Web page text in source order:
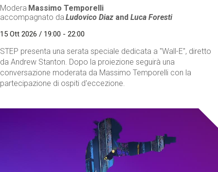
Modera Massimo Temporelli
accompagnato da Ludovico Diaz andLuca Foresti
15 Ott 2026 / 19:00 - 22:00
STEP presenta una serata speciale dedicata a "Wall-E", diretto
da Andrew Stanton. Dopo la proiezione seguirà una
conversazione moderata da Massimo Temporelli con la
partecipazione di ospiti d'eccezione.